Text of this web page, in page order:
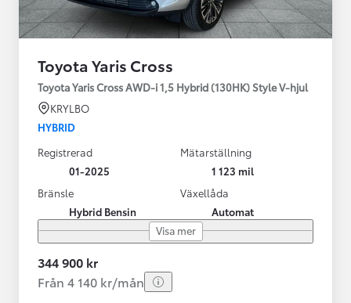
Toyota Yaris Cross
Toyota Yaris Cross AWD-i 1,5 Hybrid (130HK) Style V-hjul
KRYLBO
HYBRID
Registrerad
01-2025
Mätarställning
1 123 mil
Bränsle
Hybrid Bensin
Växellåda
Automat
Visa mer
344 900 kr
Från 4 140 kr/mån